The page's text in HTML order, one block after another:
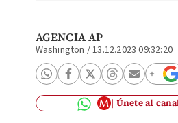
AGENCIA AP
Washington /13.12.2023 09:32:20
Únete al